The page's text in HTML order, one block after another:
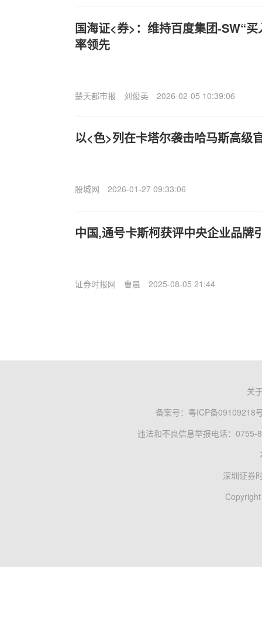
国海证<券>：维持百度集团-SW“
率领先
楚天都市报 刘俊英 2026-02-05 10:39:06
以<色>列在卡塔尔袭击哈马斯高级
股城网 2026-01-27 09:33:06
中国,通号卡斯柯获评中央企业品牌
证券时报网 曹晨 2025-08-05 21:44
关
备案号： 粤ICP备09109218
违法和不良信息举报电话：0755-
深圳证券